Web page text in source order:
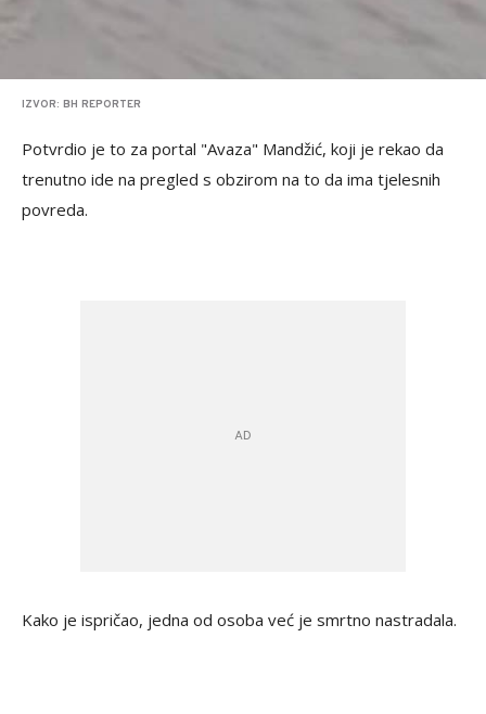
IZVOR: BH REPORTER
Potvrdio je to za portal "Avaza" Mandžić, koji je rekao da
trenutno ide na pregled s obzirom na to da ima tjelesnih
povreda.
Kako je ispričao, jedna od osoba već je smrtno nastradala.